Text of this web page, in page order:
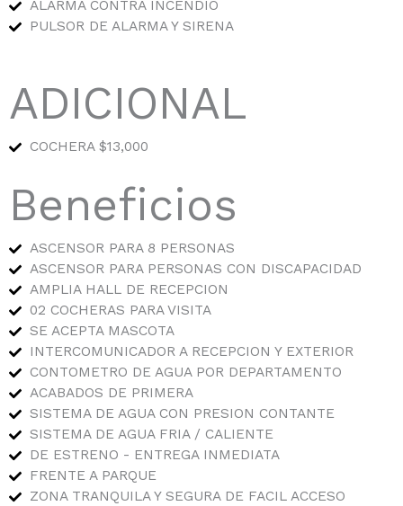
ALARMA CONTRA INCENDIO
PULSOR DE ALARMA Y SIRENA
ADICIONAL
COCHERA $13,000
Beneficios
ASCENSOR PARA 8 PERSONAS
ASCENSOR PARA PERSONAS CON DISCAPACIDAD
AMPLIA HALL DE RECEPCION
02 COCHERAS PARA VISITA
SE ACEPTA MASCOTA
INTERCOMUNICADOR A RECEPCION Y EXTERIOR
CONTOMETRO DE AGUA POR DEPARTAMENTO
ACABADOS DE PRIMERA
SISTEMA DE AGUA CON PRESION CONTANTE
SISTEMA DE AGUA FRIA / CALIENTE
DE ESTRENO - ENTREGA INMEDIATA
FRENTE A PARQUE
ZONA TRANQUILA Y SEGURA DE FACIL ACCESO